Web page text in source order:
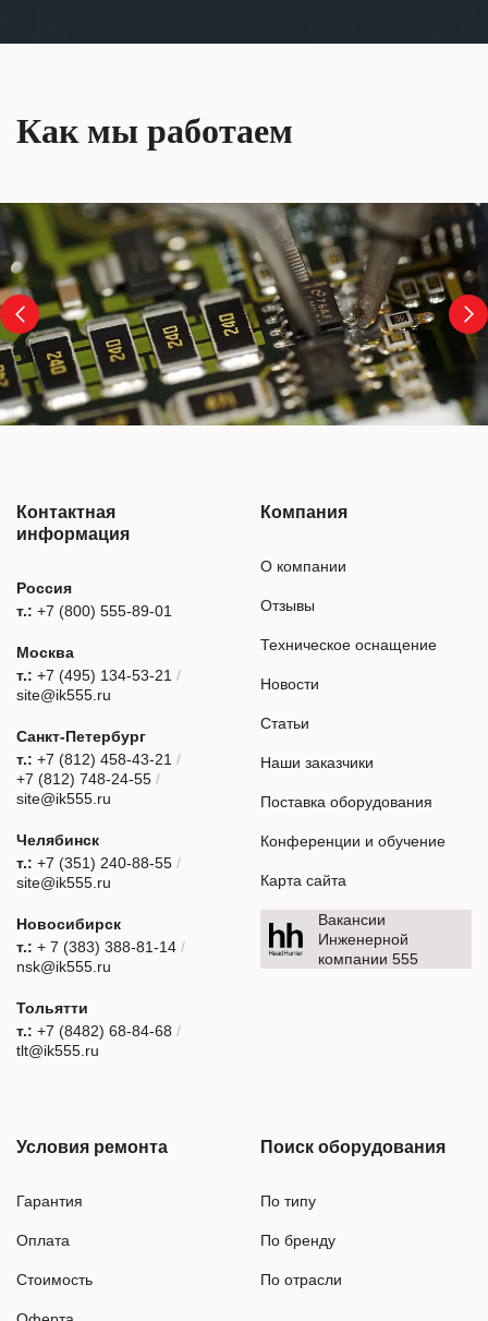
Как мы работаем
Контактная
информация
Россия
т.: +7 (800) 555-89-01
Москва
т.: +7 (495) 134-53-21 /
site@ik555.ru
Санкт-Петербург
т.: +7 (812) 458-43-21 /
+7 (812) 748-24-55 /
site@ik555.ru
Челябинск
т.: +7 (351) 240-88-55 /
site@ik555.ru
Новосибирск
т.: + 7 (383) 388-81-14 /
nsk@ik555.ru
Тольятти
т.: +7 (8482) 68-84-68 /
tlt@ik555.ru
Компания
О компании
Отзывы
Техническое оснащение
Новости
Статьи
Наши заказчики
Поставка оборудования
Конференции и обучение
Карта сайта
Вакансии
Инженерной
компании 555
Условия ремонта
Гарантия
Оплата
Стоимость
Поиск оборудования
По типу
По бренду
По отрасли